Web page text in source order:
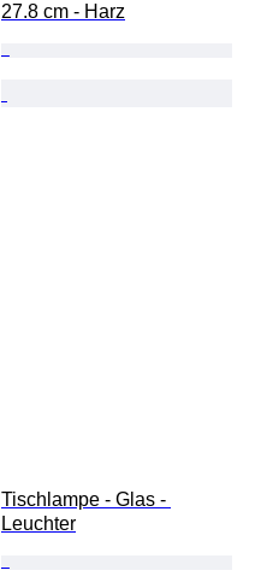
27.8 cm - Harz
Tischlampe - Glas -
Leuchter